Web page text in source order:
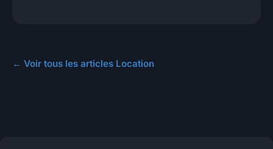
← Voir tous les articles Location